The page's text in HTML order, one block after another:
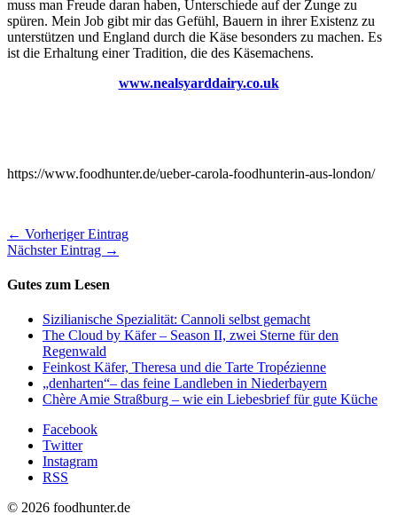
muss man Freude daran haben, Unterschiede auf der Zunge zu
spüren. Mein Job gibt mir das Gefühl, Bauern in ihrer Existenz zu
unterstützen und England durch die Käse besonders zu machen. Es
ist die Erhaltung einer Tradition, die des Käsemachens.
www.nealsyarddairy.co.uk
https://www.foodhunter.de/ueber-carola-foodhunterin-aus-london/
← Vorheriger Eintrag
Nächster Eintrag →
Gutes zum Lesen
Sizilianische Spezialität: Cannoli selbst gemacht
The Cloud by Käfer – Season II, zwei Sterne für den
Regenwald
Feinkost Käfer, Theresa und die Tarte Tropézienne
„denharten“– das feine Landleben in Niederbayern
Chère Amie Straßburg – wie ein Liebesbrief für gute Küche
Facebook
Twitter
Instagram
RSS
© 2026 foodhunter.de